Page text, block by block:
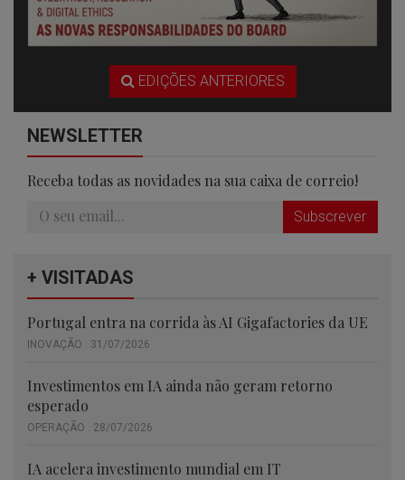
EDIÇÕES ANTERIORES
NEWSLETTER
Receba todas as novidades na sua caixa de correio!
Subscrever
+ VISITADAS
Portugal entra na corrida às AI Gigafactories da UE
INOVAÇÃO . 31/07/2026
Investimentos em IA ainda não geram retorno
esperado
OPERAÇÃO . 28/07/2026
IA acelera investimento mundial em IT